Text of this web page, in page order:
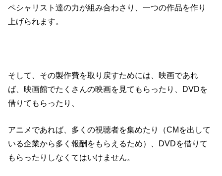
ペシャリスト達の力が組み合わさり、一つの作品を作り
上げられます。
そして、その製作費を取り戻すためには、映画であれ
ば、映画館でたくさんの映画を見てもらったり、DVDを
借りてもらったり、
アニメであれば、多くの視聴者を集めたり（CMを出して
いる企業から多く報酬をもらえるため）、DVDを借りて
もらったりしなくてはいけません。